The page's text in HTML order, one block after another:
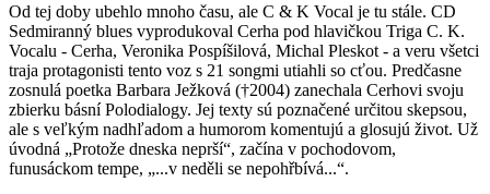
Od tej doby ubehlo mnoho času, ale C & K Vocal je tu stále. CD
Sedmiranný blues vyprodukoval Cerha pod hlavičkou Triga C. K.
Vocalu - Cerha, Veronika Pospíšilová, Michal Pleskot - a veru všetci
traja protagonisti tento voz s 21 songmi utiahli so cťou. Predčasne
zosnulá poetka Barbara Ježková (†2004) zanechala Cerhovi svoju
zbierku básní Polodialogy. Jej texty sú poznačené určitou skepsou,
ale s veľkým nadhľadom a humorom komentujú a glosujú život. Už
úvodná „Protože dneska neprší“, začína v pochodovom,
funusáckom tempe, „...v neděli se nepohřbívá...“.